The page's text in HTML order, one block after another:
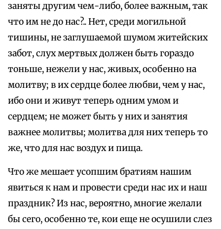
заняты другим чем-либо, более важным, так
что им не до нас?.. Нет, среди могильной
тишины, не заглушаемой шумом житейских
забот, слух мертвых должен быть гораздо
тоньше, нежели у нас, живых, особенно на
молитву; в их сердце более любви, чем у нас,
ибо они и живут теперь одним умом и
сердцем; не может быть у них и занятия
важнее молитвы; молитва для них теперь то
же, что для нас воздух и пища.
Что же мешает усопшим братиям нашим
явиться к нам и провести среди нас их и наш
праздник? Из нас, вероятно, многие желали
бы сего, особенно те, кои еще не осушили слез